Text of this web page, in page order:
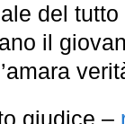
del
il
giudice –